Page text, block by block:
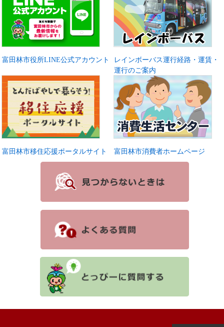
富田林市役所LINE公式アカウント
レインボーバス運行経路・運賃・
運行のご案内
富田林市移住応援ポータルサイト 富田林市消費者ホームページ